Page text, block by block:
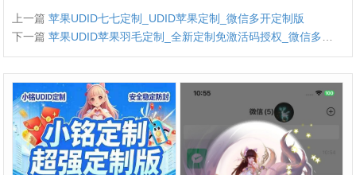
上一篇苹果UDID七七定制_UDID苹果定制_微信多开定制版
下一篇苹果UDID苹果羽毛定制_全新定制免激活码授权_微信多开定制版